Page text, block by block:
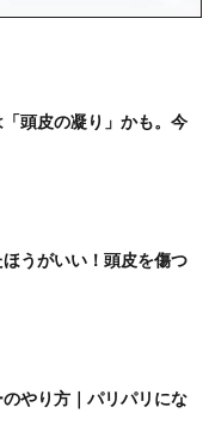
頭皮の凝り」かも。今
うがいい！頭皮を傷つ
やり方｜パリパリにな